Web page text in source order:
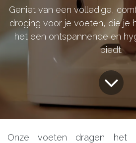
Geniet van een volledige,
droging voor je voeten, die je
het een ontspannende en
biedt.
Onze voeten dragen het